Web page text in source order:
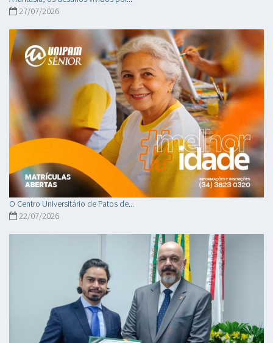
27/07/2026
O Centro Universitário de Patos de...
22/07/2026